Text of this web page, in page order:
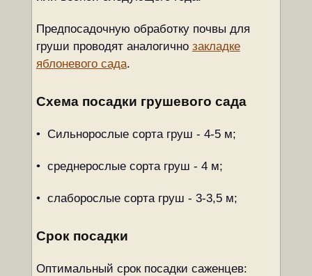
Предпосадочную обработку почвы для
груши проводят аналогично закладке
яблоневого сада.
Схема посадки грушевого сада
• Сильнорослые сорта груш - 4-5 м;
• среднерослые сорта груш - 4 м;
• слаборослые сорта груш - 3-3,5 м;
Срок посадки
Оптимальный срок посадки саженцев: